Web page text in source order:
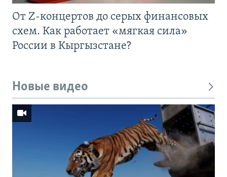
От Z-концертов до серых финансовых
схем. Как работает «мягкая сила»
России в Кыргызстане?
Новые видео